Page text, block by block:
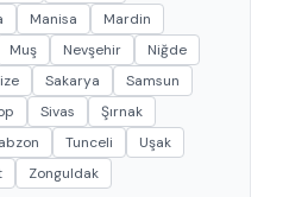
Manisa
Mardin
Muş Nevşehir
Niğde
Sakarya
Samsun
Sivas
Şırnak
Tunceli
Uşak
Zonguldak